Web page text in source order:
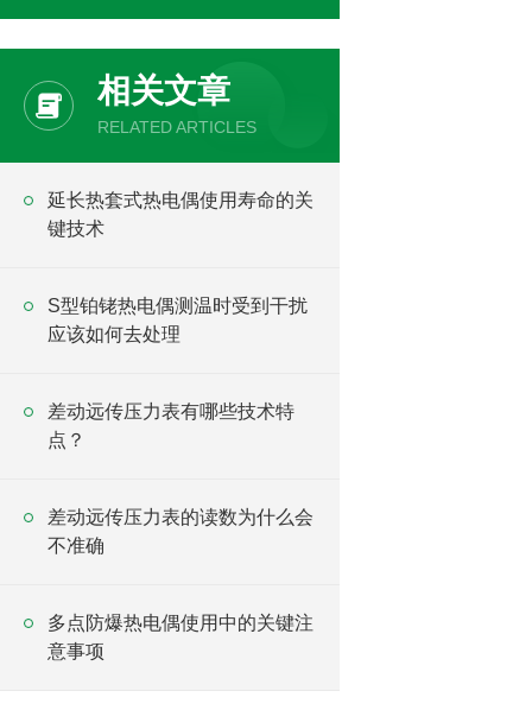
相关文章
RELATED ARTICLES
延长热套式热电偶使用寿命的关
键技术
S型铂铑热电偶测温时受到干扰
应该如何去处理
差动远传压力表有哪些技术特
点？
差动远传压力表的读数为什么会
不准确
多点防爆热电偶使用中的关键注
意事项